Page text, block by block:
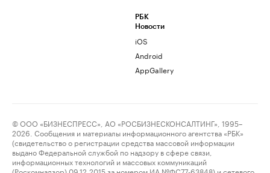
РБК
Новости
iOS
Android
AppGallery
© ООО «БИЗНЕСПРЕСС», АО «РОСБИЗНЕСКОНСАЛТИНГ», 1995–
2026. Сообщения и материалы информационного агентства «РБК»
(свидетельство о регистрации средства массовой информации
выдано Федеральной службой по надзору в сфере связи,
информационных технологий и массовых коммуникаций